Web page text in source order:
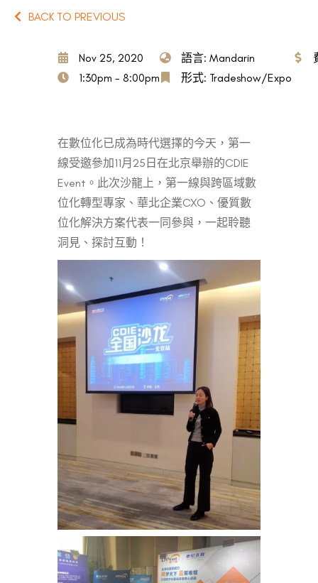
BACK TO PREVIOUS
Nov 25, 2020
1:30pm - 8:00pm
語言: Mandarin
形式: Tradeshow/Expo
在數位化已成為時代選擇的今天，第一
線受邀參加11月25日在北京舉辦的CDIE
Event。此次沙龍上，第一線與跨區域數
位化轉型專家、華北企業CXO、優質數
位化解決方案代表一同參與，一起聆聽
洞見、探討互動！